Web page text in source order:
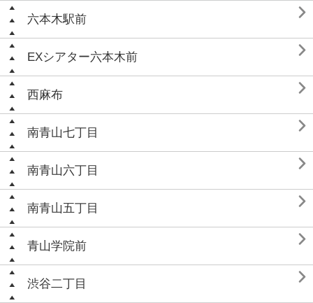
六本木駅前 
EXシアター六本木前 
西麻布 
南青山七丁目 
南青山六丁目 
南青山五丁目 
青山学院前 
渋谷二丁目 